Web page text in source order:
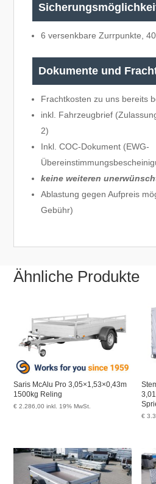
6 versenkbare Zurrpunkte,
Dokumente und
Frachtkosten zu uns bereits
inkl. Fahrzeugbrief
2)
Inkl. COC-Dokument (EWG-
keine weiteren
Ablastung gegen Aufpreis
Gebühr)
Ähnliche Produkte
Saris McAlu Pro 3,05×1,53×0,43m
1500kg Reling
€ 2.286,00 inkl. 19% MwSt.
€